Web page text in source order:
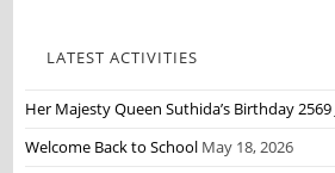
LATEST ACTIVITIES
Her Majesty Queen Suthida’s Birthday 2569
Welcome Back to School May 18, 2026